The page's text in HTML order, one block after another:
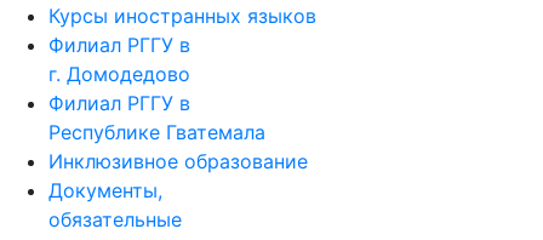
Курсы иностранных языков
Филиал РГГУ в
г. Домодедово
Филиал РГГУ в
Республике Гватемала
Инклюзивное образование
Документы,
обязательные